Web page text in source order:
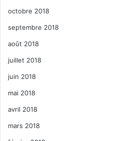
octobre 2018
septembre 2018
août 2018
juillet 2018
juin 2018
mai 2018
avril 2018
mars 2018